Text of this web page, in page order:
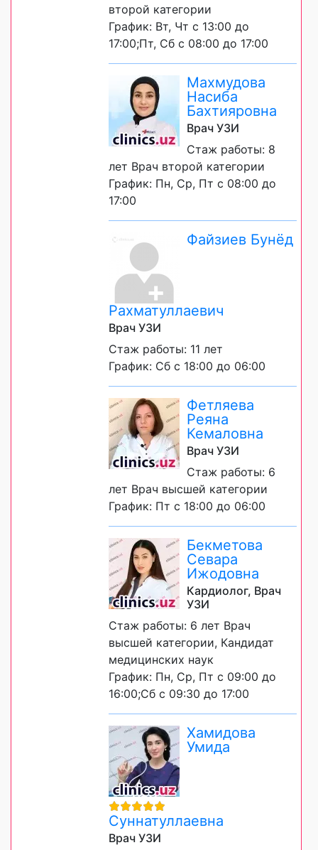
второй категории
График: Вт, Чт с 13:00 до
17:00;Пт, Сб с 08:00 до 17:00
Махмудова
Насиба
Бахтияровна
Врач УЗИ
Стаж работы: 8
лет Врач второй категории
График: Пн, Ср, Пт с 08:00 до
17:00
Файзиев Бунёд
Рахматуллаевич
Врач УЗИ
Стаж работы: 11 лет
График: Сб с 18:00 до 06:00
Фетляева
Реяна
Кемаловна
Врач УЗИ
Стаж работы: 6
лет Врач высшей категории
График: Пт с 18:00 до 06:00
Бекметова
Севара
Ижодовна
Кардиолог, Врач
УЗИ
Стаж работы: 6 лет Врач
высшей категории, Кандидат
медицинских наук
График: Пн, Ср, Пт с 09:00 до
16:00;Сб с 09:30 до 17:00
Хамидова
Умида
Суннатуллаевна
Врач УЗИ